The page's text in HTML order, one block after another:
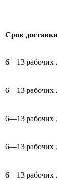
Срок доставки
6—13 рабочих
6—13 рабочих
6—13 рабочих
6—13 рабочих
6—13 рабочих